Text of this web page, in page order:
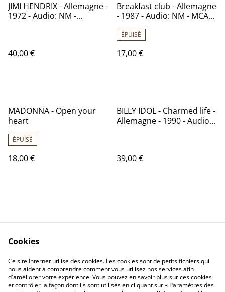
JIMI HENDRIX - Allemagne -
1972 - Audio: NM -
40,00 €
Breakfast club - Allemagne
- 1987 - Audio: NM - MCA
ÉPUISÉ
17,00 €
MADONNA - Open your
heart
ÉPUISÉ
18,00 €
BILLY IDOL - Charmed life -
Allemagne - 1990 - Audio:
39,00 €
Politique de
confidentialité
Politique de cookies
Calendrier:
Cookies
Ce site Internet utilise des cookies. Les cookies sont de petits fichiers qui
nous aident à comprendre comment vous utilisez nos services afin
d'améliorer votre expérience. Vous pouvez en savoir plus sur ces cookies
et contrôler la façon dont ils sont utilisés en cliquant sur « Paramètres des